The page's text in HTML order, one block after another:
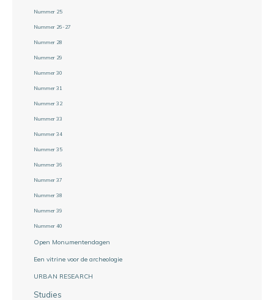
Nummer 25
Nummer 26-27
Nummer 28
Nummer 29
Nummer 30
Nummer 31
Nummer 32
Nummer 33
Nummer 34
Nummer 35
Nummer 36
Nummer 37
Nummer 38
Nummer 39
Nummer 40
Open Monumentendagen
Een vitrine voor de archeologie
URBAN RESEARCH
Studies